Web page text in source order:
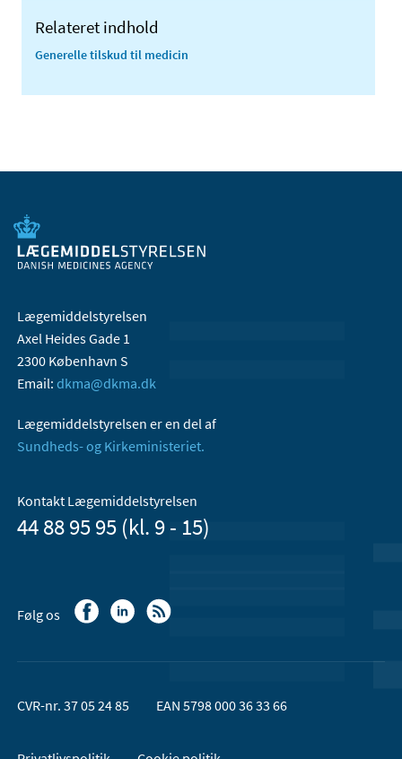
Relateret indhold
Generelle tilskud til medicin
Lægemiddelstyrelsen
Axel Heides Gade 1
2300 København S
Email: dkma@dkma.dk
Lægemiddelstyrelsen er en del af
Sundheds- og Kirkeministeriet.
Kontakt Lægemiddelstyrelsen
44 88 95 95 (kl. 9 - 15)
Følg os
CVR-nr. 37 05 24 85 EAN 5798 000 36 33 66